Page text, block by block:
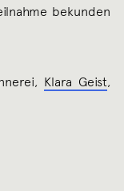
bekunden
Klara Geist,